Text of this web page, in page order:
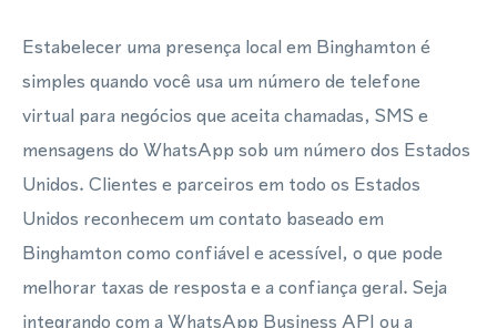
Estabelecer uma presença local em Binghamton é
simples quando você usa um número de telefone
virtual para negócios que aceita chamadas, SMS e
mensagens do WhatsApp sob um número dos Estados
Unidos. Clientes e parceiros em todo os Estados
Unidos reconhecem um contato baseado em
Binghamton como confiável e acessível, o que pode
melhorar taxas de resposta e a confiança geral. Seja
integrando com a WhatsApp Business API ou a